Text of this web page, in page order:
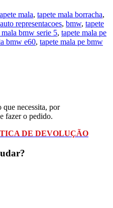
mala, tapete mala borracha,
representacoes, bmw, tapete
mala bmw serie 5, tapete mala pe
bmw e60, tapete mala pe bmw
que necessita, por
fazer o pedido.
DE DEVOLUÇÃO